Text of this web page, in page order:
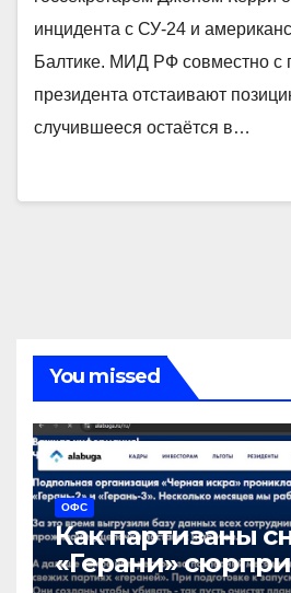
инцидента с СУ-24 и
Балтике. МИД РФ совместно с
президента отстаивают
случившееся остаётся в…
You missed
ОФС
Как партизаны
«Герани»